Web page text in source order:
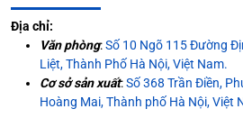
Địa chỉ:
Văn phòng:Số 10 Ngõ 115 Đường
Liệt, Thành Phố Hà Nội, Việt Nam.
Cơ sở sản xuất:Số 368 Trần Điền,
Hoàng Mai, Thành phố Hà Nội, Việt